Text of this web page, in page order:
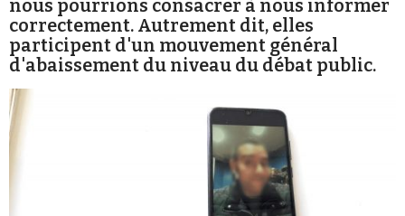
Newsletter
Faire un don
nous pourrions consacrer à nous informer
correctement. Autrement dit, elles
participent d'un mouvement général
d'abaissement du niveau du débat public.